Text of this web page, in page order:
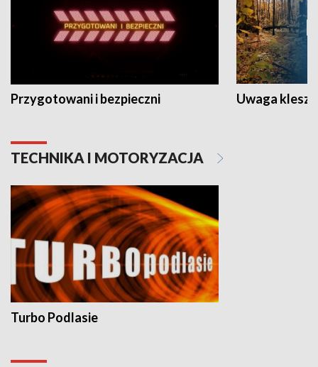
Przygotowani i bezpieczni Uwaga
TECHNIKA I MOTORYZACJA
Turbo Podlasie